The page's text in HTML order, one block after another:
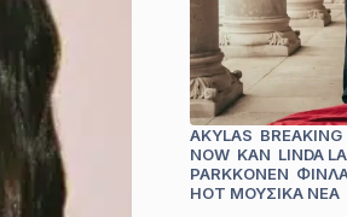
AKYLAS BREAKING
NOW KAN LINDA
PARKKONEN
HOT ΜΟΥΣΙΚΆ ΝΈΑ